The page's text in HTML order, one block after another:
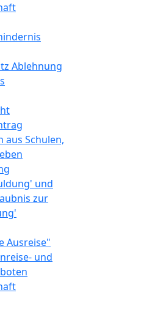
Ablehnung
aus Schulen,
und
zur
Ausreise"
und